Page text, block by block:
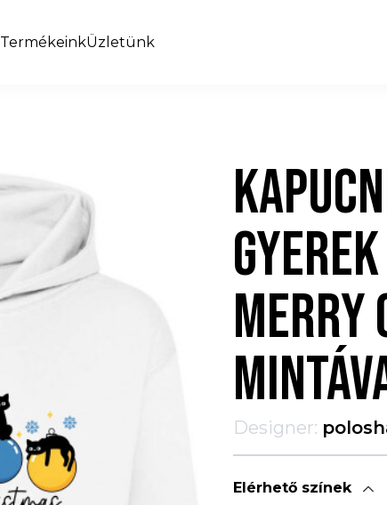
TermékeinkÜzletünk
MERRY
Designer:
Elérhető színek